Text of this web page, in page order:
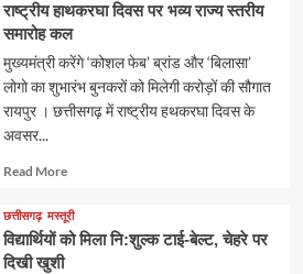
राष्ट्रीय हाथकरघा दिवस पर भव्य राज्य स्तरीय
समारोह कल
मुख्यमंत्री करेंगे ‘कोशल फेब’ ब्रांड और ‘बिलासा’
लोगो का शुभारंभ बुनकरों को मिलेगी करोड़ों की सौगात
रायपुर । छत्तीसगढ़ में राष्ट्रीय हथकरघा दिवस के
अवसर...
Read MoreRead
about
छत्तीसगढ़ मस्तूरी
विद्यार्थियों को मिला नि:शुल्क टाई-बेल्ट, चेहरे पर
दिखी खुशी